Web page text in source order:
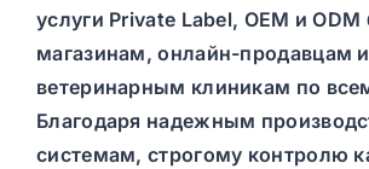
услуги Private Label, OEM и
магазинам, онлайн-продавцам и
ветеринарным клиникам по
Благодаря надежным
системам, строгому контролю